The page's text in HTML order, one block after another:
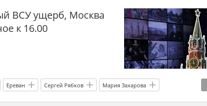
мобилизация на Украине ТЦК
ВСУ Вооруженные силы Украины Белоруссия
ПВО США
Польша
Харьковская область Запорожская область
ВСУ ущерб, Москва
к 16.00
Ереван Сергей Рябков Мария Захарова
Вооруженные силы Украины ЕС Кир Стармер